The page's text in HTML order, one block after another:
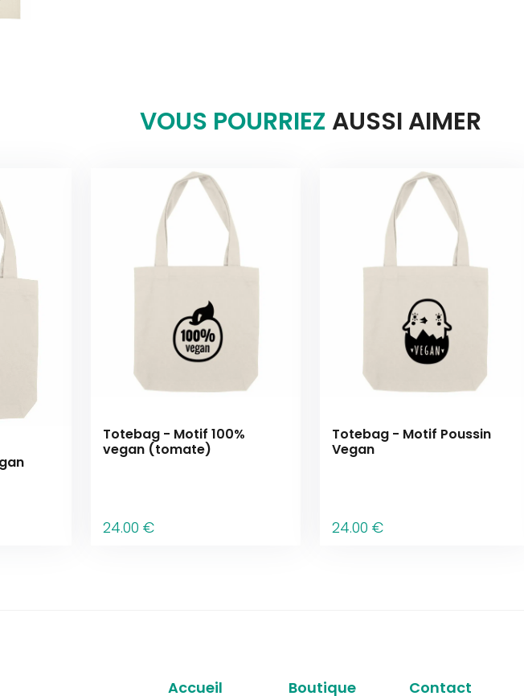
VOUS POURRIEZ AUSSI AIMER
Totebag - Motif 100%
vegan (tomate)
24.00 €
Totebag - Motif Poussin
Vegan
24.00 €
Accueil Boutique Contact